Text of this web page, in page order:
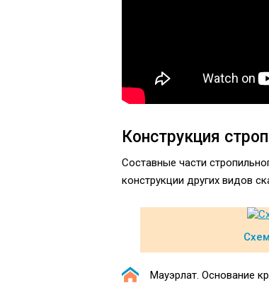
Конструкция
Составные части
конструкции других видов
Мауэрлат. Основание